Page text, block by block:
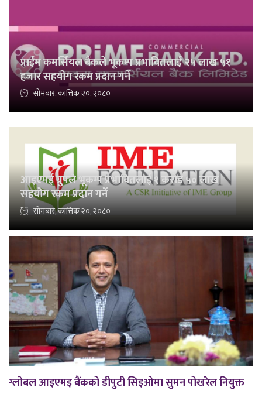
प्राईम कमर्सियल बैंकले भूकम्प प्रभावितलाई २५ लाख ५१
हजार सहयोग रकम प्रदान गर्ने
सोमबार, कात्तिक २०, २०८०
आइएमई ग्रुपले भूकम्प प्रभावितलाई १ करोड ५० लाख
सहयोग रकम प्रदान गर्ने
सोमबार, कात्तिक २०, २०८०
ग्लोबल आइएमइ बैंकको डीपुटी सिइओमा सुमन पोखरेल नियुक्त